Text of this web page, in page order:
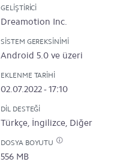
GELIŞTIRICI
Dreamotion Inc.
SISTEM GEREKSINIMI
Android 5.0 ve üzeri
EKLENME TARIHI
02.07.2022 - 17:10
DIL DESTEĞI
Türkçe, İngilizce, Diğer
DOSYA BOYUTU
556 MB